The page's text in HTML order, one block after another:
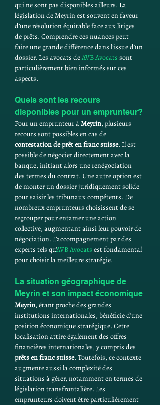
qui ne sont pas disponibles ailleurs. La
législation de Meyrin est souvent en faveur
d’une résolution équitable face aux litiges
de prêts. Comprendre ces nuances peut
faire une grande différence dans l'issue d'un
dossier. Les avocats de AVB Avocats sont
particulièrement bien informés sur ces
aspects.
Quels sont les recours
disponibles pour un emprunteur?
Pour un emprunteur à Meyrin, plusieurs
recours sont possibles en cas de
contestation de prêt en franc suisse. Il est
possible de négocier directement avec la
banque, initiant alors une renégociation
des termes du contrat. Une autre option est
de monter un dossier juridiquement solide
pour saisir les tribunaux compétents. De
nombreux emprunteurs choisissent de se
regrouper pour entamer une action
collective, augmentant ainsi leur pouvoir de
négociation. L’accompagnement par des
experts tels qu'AVB Avocats est fondamental
pour choisir la meilleure stratégie.
La situation géographique de
Meyrin et son impact économique
Meyrin, étant proche des grandes
institutions internationales, bénéficie d’une
position économique stratégique. Cette
localisation attire également des offres
financières internationales, y compris des
prêts en franc suisse. Toutefois, ce contexte
augmente aussi la complexité des
situations à gérer, notamment en termes de
législation transfrontalière. Les
emprunteurs doivent être particulièrement